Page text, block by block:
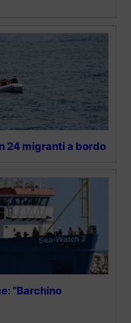
24 migranti a bordo
“Barchino